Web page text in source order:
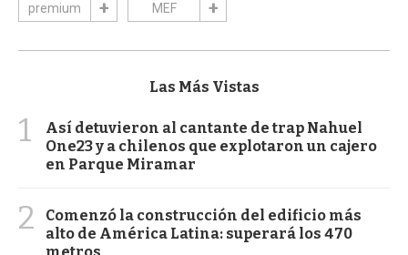
premium MEF
Las Más Vistas
1
Así detuvieron al cantante de trap Nahuel
One23 y a chilenos que explotaron un cajero
en Parque Miramar
2
Comenzó la construcción del edificio más
alto de América Latina: superará los 470